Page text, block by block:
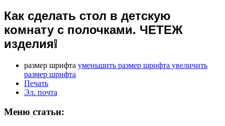
Как сделать стол в детскую
комнату с полочками. ЧЕТЕЖ
изделия❕
размер шрифта уменьшить размер шрифта увеличить
размер шрифта
Печать
Эл. почта
Меню статьи: